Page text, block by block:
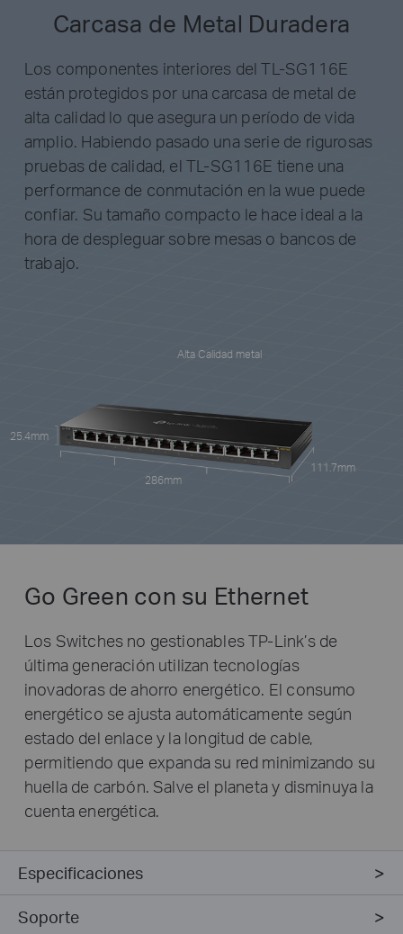
Carcasa de Metal Duradera
Los componentes interiores del TL-SG116E
están protegidos por una carcasa de metal de
alta calidad lo que asegura un período de vida
amplio. Habiendo pasado una serie de rigurosas
pruebas de calidad, el TL-SG116E tiene una
performance de conmutación en la wue puede
confiar. Su tamaño compacto le hace ideal a la
hora de despleguar sobre mesas o bancos de
trabajo.
Alta Calidad metal
25.4mm
286mm
111.7mm
Go Green con su Ethernet
Los Switches no gestionables TP-Link’s de
última generación utilizan tecnologías
inovadoras de ahorro energético. El consumo
energético se ajusta automáticamente según
estado del enlace y la longitud de cable,
permitiendo que expanda su red minimizando su
huella de carbón. Salve el planeta y disminuya la
cuenta energética.
Especificaciones
Soporte